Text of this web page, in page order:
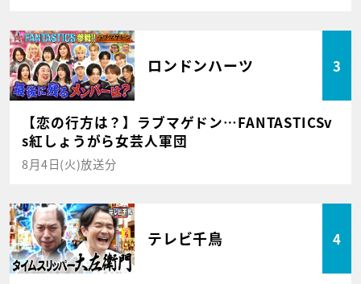
ロンドンハーツ 3
【恋の行方は？】ラブマゲドン…FANTASTICSv
s紅しょうがら女芸人軍団
8月4日(火)放送分
テレビ千鳥 4